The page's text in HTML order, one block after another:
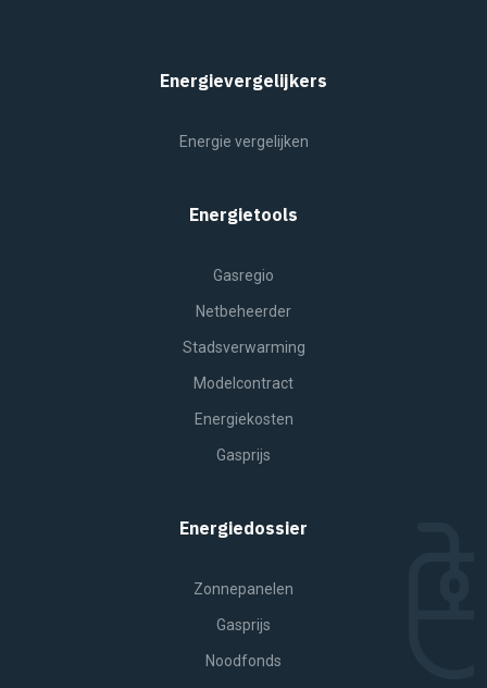
Energievergelijkers
Energie vergelijken
Energietools
Gasregio
Netbeheerder
Stadsverwarming
Modelcontract
Energiekosten
Gasprijs
Energiedossier
Zonnepanelen
Gasprijs
Noodfonds